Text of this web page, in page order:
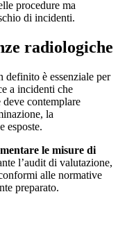
procedure ma
di incidenti.
radiologiche
definito è essenziale per
a incidenti che
contemplare
la
esposte.
le misure di
l’audit di valutazione,
alle normative
preparato.